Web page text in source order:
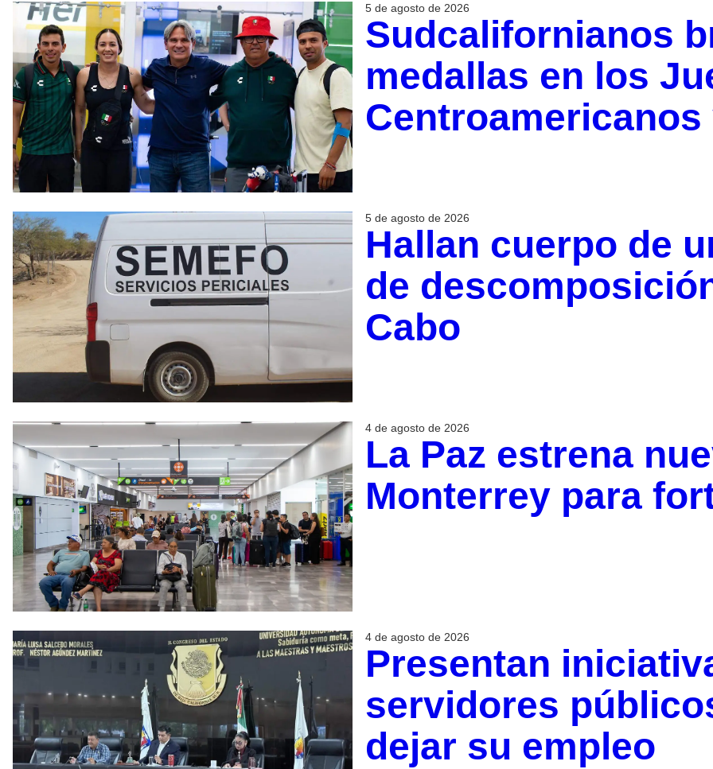
5 de agosto de 2026
Sudcalifornianos
medallas en los
Centroamericanos
5 de agosto de 2026
Hallan cuerpo de
de
Cabo
4 de agosto de 2026
La Paz estrena
Monterrey para
4 de agosto de 2026
Presentan
servidores
dejar su empleo